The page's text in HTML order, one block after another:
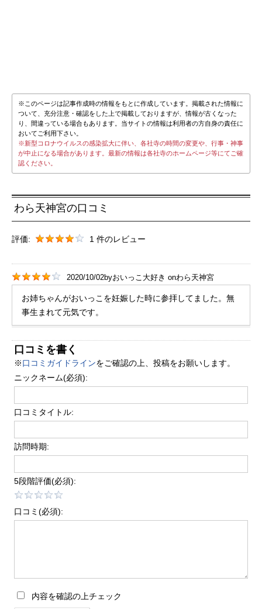
※このページは記事作成時の情報をもとに作成しています。掲載された情報に
ついて、充分注意・確認をした上で掲載しておりますが、情報が古くなった
り、間違っている場合もあります。当サイトの情報は利用者の方自身の責任に
おいてご利用下さい。
※新型コロナウイルスの感染拡大に伴い、各社寺の時間の変更や、行事・神事
が中止になる場合があります。最新の情報は各社寺のホームページ等にてご確
認ください。
わら天神宮の口コミ
評価: 1 件のレビュー
2020/10/02byおいっこ大好き onわら天神宮
お姉ちゃんがおいっこを妊娠した時に参拝してました。無
事生まれて元気です。
口コミを書く
※口コミガイドラインをご確認の上、投稿をお願いします。
ニックネーム(必須):
口コミタイトル:
訪問時期:
5段階評価(必須):
口コミ(必須):
内容を確認の上チェック